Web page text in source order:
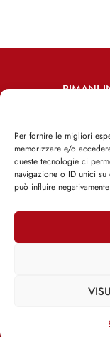
Per fornire le migliori
memorizzare e/o
queste tecnologie ci
navigazione o ID unici
può influire
RIMANI
Facebook